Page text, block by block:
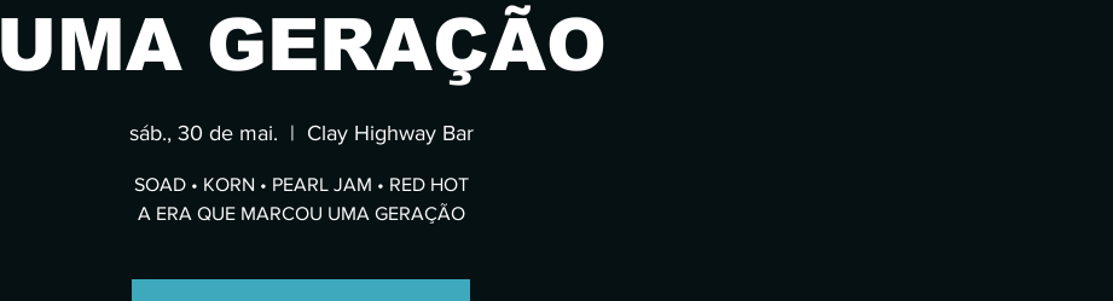
UMA GERAÇÃO
sáb., 30 de mai.
  |
Clay Highway Bar
SOAD • KORN • PEARL JAM • RED HOT
A ERA QUE MARCOU UMA GERAÇÃO